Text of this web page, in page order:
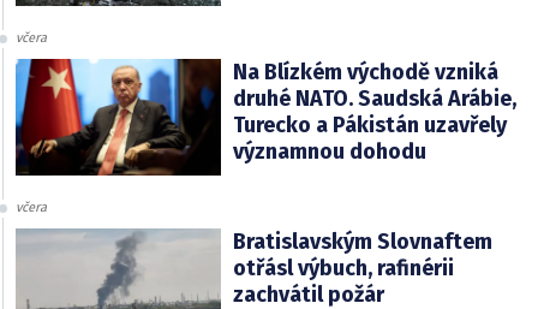
včera
Na Blízkém východě vzniká
druhé NATO. Saudská Arábie,
Turecko a Pákistán uzavřely
významnou dohodu
včera
Bratislavským Slovnaftem
otřásl výbuch, rafinérii
zachvátil požár